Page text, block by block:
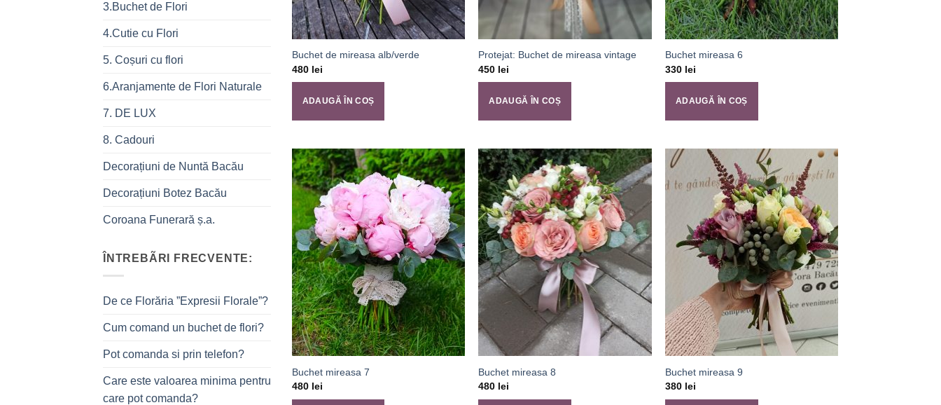
3.Buchet de Flori
4.Cutie cu Flori
5. Coșuri cu flori
6.Aranjamente de Flori Naturale
7. DE LUX
8. Cadouri
Decorațiuni de Nuntă Bacău
Decorațiuni Botez Bacău
Coroana Funerară ș.a.
ÎNTREBÃRI FRECVENTE:
De ce Florăria ”Expresii Florale”?
Cum comand un buchet de flori?
Pot comanda si prin telefon?
Care este valoarea minima pentru
care pot comanda?
Buchet de mireasa alb/verde
480 lei
ADAUGĂ ÎN COȘ
Protejat: Buchet de mireasa vintage
450 lei
ADAUGĂ ÎN COȘ
Buchet mireasa 6
330 lei
ADAUGĂ ÎN COȘ
Buchet mireasa 7
480 lei
Buchet mireasa 8
480 lei
Buchet mireasa 9
380 lei